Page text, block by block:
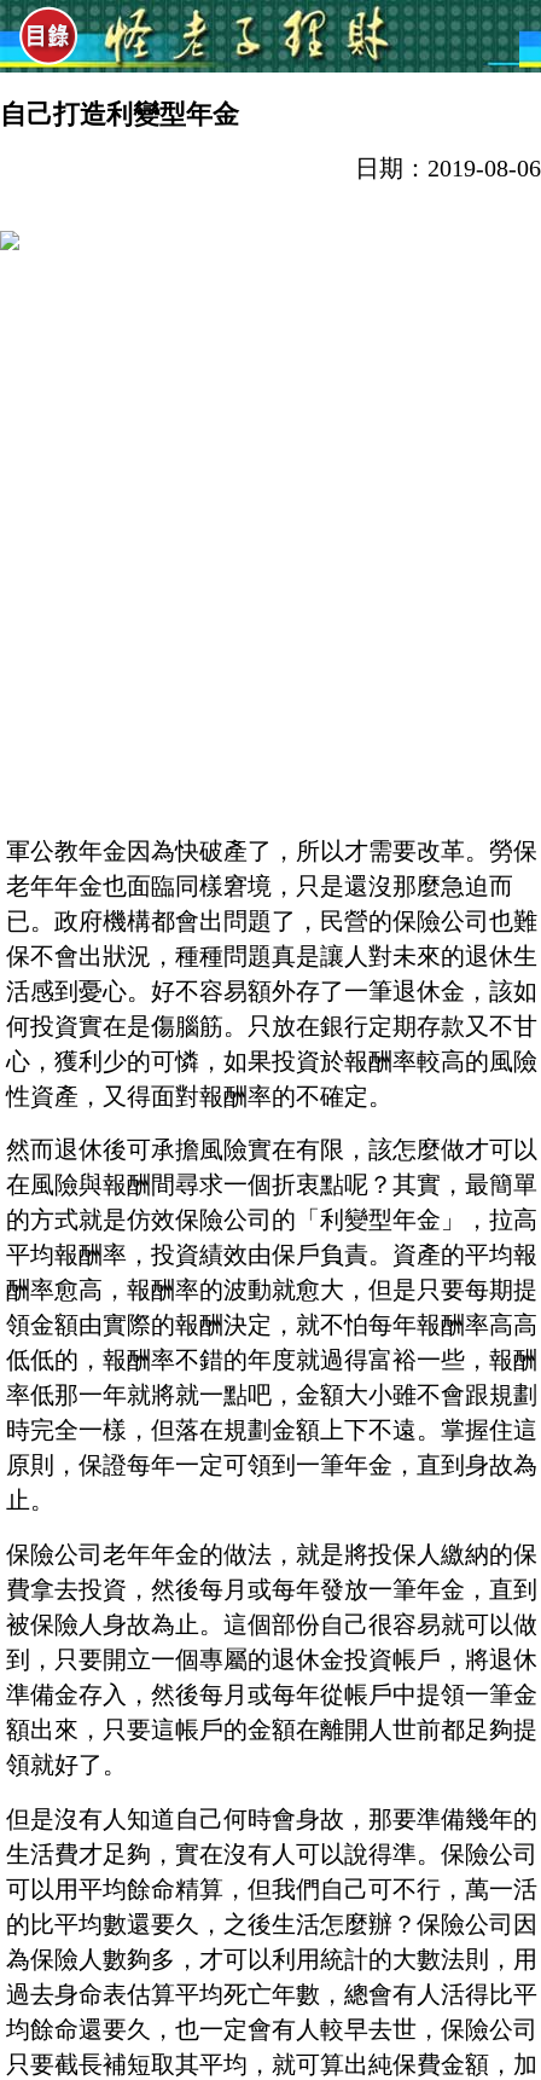
自己打造利變型年金
日期：2019-08-06
軍公教年金因為快破產了，所以才需要改革。勞保
老年年金也面臨同樣窘境，只是還沒那麼急迫而
已。政府機構都會出問題了，民營的保險公司也難
保不會出狀況，種種問題真是讓人對未來的退休生
活感到憂心。好不容易額外存了一筆退休金，該如
何投資實在是傷腦筋。只放在銀行定期存款又不甘
心，獲利少的可憐，如果投資於報酬率較高的風險
性資產，又得面對報酬率的不確定。
然而退休後可承擔風險實在有限，該怎麼做才可以
在風險與報酬間尋求一個折衷點呢？其實，最簡單
的方式就是仿效保險公司的「利變型年金」，拉高
平均報酬率，投資績效由保戶負責。資產的平均報
酬率愈高，報酬率的波動就愈大，但是只要每期提
領金額由實際的報酬決定，就不怕每年報酬率高高
低低的，報酬率不錯的年度就過得富裕一些，報酬
率低那一年就將就一點吧，金額大小雖不會跟規劃
時完全一樣，但落在規劃金額上下不遠。掌握住這
原則，保證每年一定可領到一筆年金，直到身故為
止。
保險公司老年年金的做法，就是將投保人繳納的保
費拿去投資，然後每月或每年發放一筆年金，直到
被保險人身故為止。這個部份自己很容易就可以做
到，只要開立一個專屬的退休金投資帳戶，將退休
準備金存入，然後每月或每年從帳戶中提領一筆金
額出來，只要這帳戶的金額在離開人世前都足夠提
領就好了。
但是沒有人知道自己何時會身故，那要準備幾年的
生活費才足夠，實在沒有人可以說得準。保險公司
可以用平均餘命精算，但我們自己可不行，萬一活
的比平均數還要久，之後生活怎麼辦？保險公司因
為保險人數夠多，才可以利用統計的大數法則，用
過去身命表估算平均死亡年數，總會有人活得比平
均餘命還要久，也一定會有人較早去世，保險公司
只要截長補短取其平均，就可算出純保費金額，加